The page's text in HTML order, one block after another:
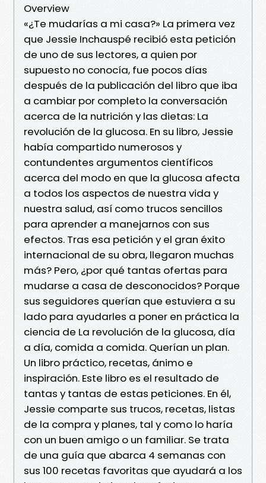
Overview
«¿Te mudarías a mi casa?» La primera vez
que Jessie Inchauspé recibió esta petición
de uno de sus lectores, a quien por
supuesto no conocía, fue pocos días
después de la publicación del libro que iba
a cambiar por completo la conversación
acerca de la nutrición y las dietas: La
revolución de la glucosa. En su libro, Jessie
había compartido numerosos y
contundentes argumentos científicos
acerca del modo en que la glucosa afecta
a todos los aspectos de nuestra vida y
nuestra salud, así como trucos sencillos
para aprender a manejarnos con sus
efectos. Tras esa petición y el gran éxito
internacional de su obra, llegaron muchas
más? Pero, ¿por qué tantas ofertas para
mudarse a casa de desconocidos? Porque
sus seguidores querían que estuviera a su
lado para ayudarles a poner en práctica la
ciencia de La revolución de la glucosa, día
a día, comida a comida. Querían un plan.
Un libro práctico, recetas, ánimo e
inspiración. Este libro es el resultado de
tantas y tantas de estas peticiones. En él,
Jessie comparte sus trucos, recetas, listas
de la compra y planes, tal y como lo haría
con un buen amigo o un familiar. Se trata
de una guía que abarca 4 semanas con
sus 100 recetas favoritas que ayudará a los